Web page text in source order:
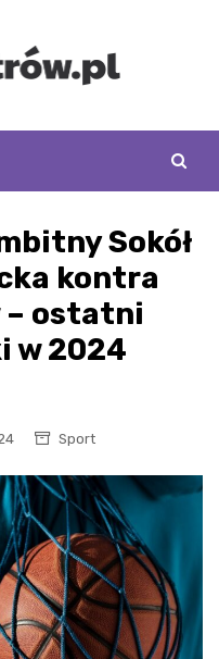
Sokół
kontra
– ostatni
w 2024
Sport